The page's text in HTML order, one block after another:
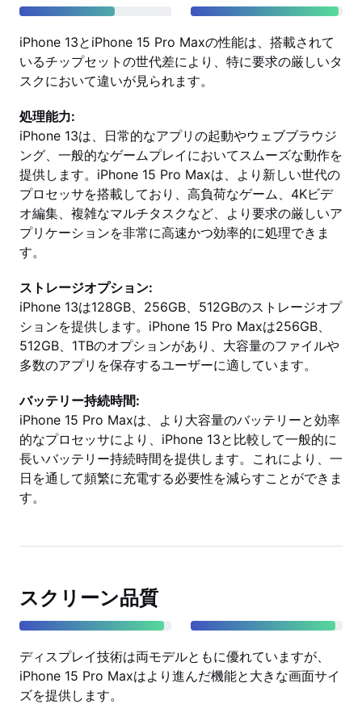
iPhone 13とiPhone 15 Pro Maxの性能は、搭載されて
いるチップセットの世代差により、特に要求の厳しいタ
スクにおいて違いが見られます。
処理能力:
iPhone 13は、日常的なアプリの起動やウェブブラウジ
ング、一般的なゲームプレイにおいてスムーズな動作を
提供します。iPhone 15 Pro Maxは、より新しい世代の
プロセッサを搭載しており、高負荷なゲーム、4Kビデ
オ編集、複雑なマルチタスクなど、より要求の厳しいア
プリケーションを非常に高速かつ効率的に処理できま
す。
ストレージオプション:
iPhone 13は128GB、256GB、512GBのストレージオプ
ションを提供します。iPhone 15 Pro Maxは256GB、
512GB、1TBのオプションがあり、大容量のファイルや
多数のアプリを保存するユーザーに適しています。
バッテリー持続時間:
iPhone 15 Pro Maxは、より大容量のバッテリーと効率
的なプロセッサにより、iPhone 13と比較して一般的に
長いバッテリー持続時間を提供します。これにより、一
日を通して頻繁に充電する必要性を減らすことができま
す。
スクリーン品質
ディスプレイ技術は両モデルともに優れていますが、
iPhone 15 Pro Maxはより進んだ機能と大きな画面サイ
ズを提供します。